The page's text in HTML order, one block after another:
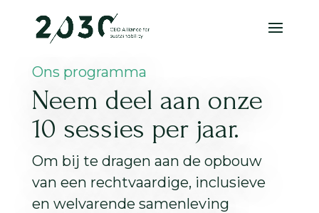
Ons programma
Neem deel aan onze
10 sessies per jaar.
Om bij te dragen aan de opbouw
van een rechtvaardige, inclusieve
en welvarende samenleving